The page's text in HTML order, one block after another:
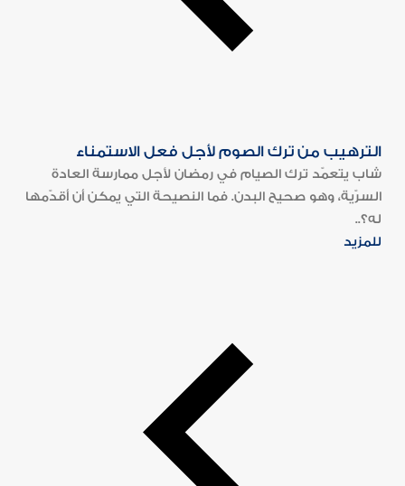
الترهيب من ترك الصوم لأجل فعل الاستمناء
شاب يتعمّد ترك الصيام في رمضان لأجل ممارسة العادة
السرّية، وهو صحيح البدن. فما النصيحة التي يمكن أن أقدّمها
له؟..
للمزيد